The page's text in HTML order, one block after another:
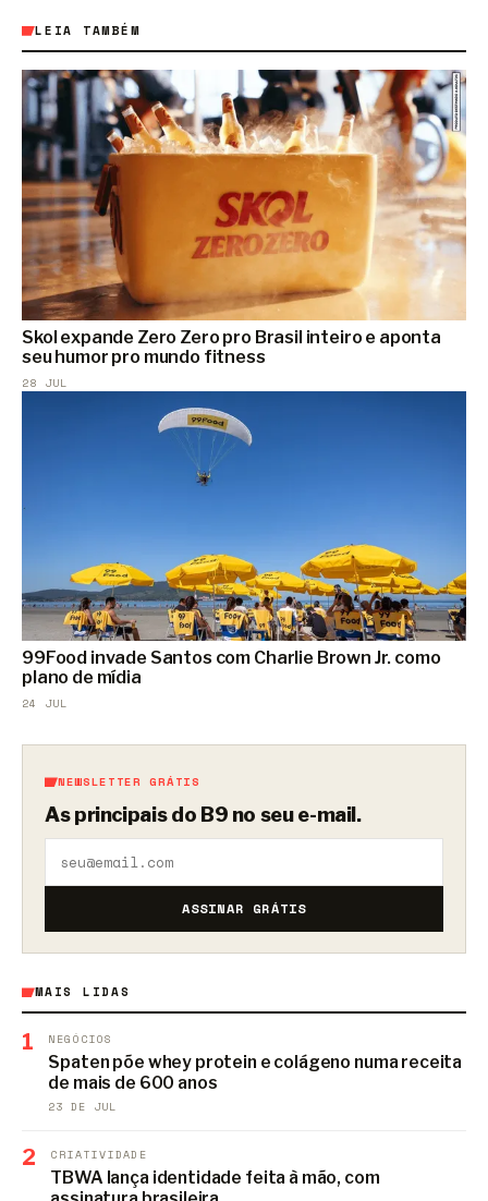
LEIA TAMBÉM
Skol expande Zero Zero pro Brasil inteiro e aponta
seu humor pro mundo fitness
28 JUL
99Food invade Santos com Charlie Brown Jr. como
plano de mídia
24 JUL
NEWSLETTER GRÁTIS
As principais do B9 no seu e-mail.
ASSINAR GRÁTIS
MAIS LIDAS
1 NEGÓCIOS
Spaten põe whey protein e colágeno numa receita
de mais de 600 anos
23 DE JUL
2 CRIATIVIDADE
TBWA lança identidade feita à mão, com